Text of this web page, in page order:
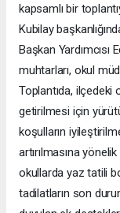
kapsamlı bir
Kubilay
Başkan
muhtarları, okul
Toplantıda, ilçedeki
getirilmesi için
koşulların
artırılmasına yönelik
okullarda yaz tatili
tadilatların son